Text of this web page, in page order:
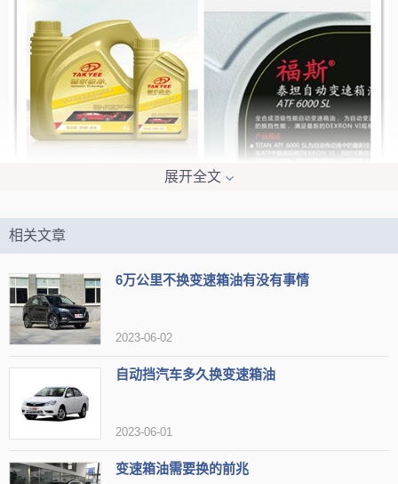
以上品牌有福斯、德尔还有长城MTF，这几款变速箱油有一部分
瑞虎5x的车主使用，价格也比较符合这个车型的定位，但需要注意的
型号，不要花了冤枉钱。
展开全文
相关文章
6万公里不换变速箱油有没有事情
2023-06-02
自动挡汽车多久换变速箱油
2023-06-01
变速箱油需要换的前兆